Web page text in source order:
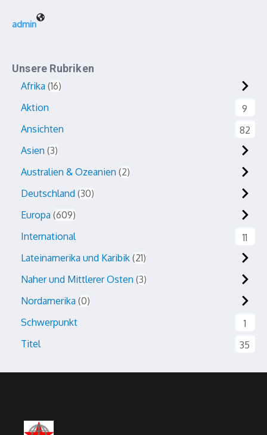
admin
Unsere Rubriken
Afrika 16
Aktion
9
Ansichten
82
Asien 3
Australien & Ozeanien 2
Deutschland 30
Europa 609
International
11
Lateinamerika und Karibik 21
Naher und Mittlerer Osten 3
Nordamerika 0
Schwerpunkt
1
Titel
35